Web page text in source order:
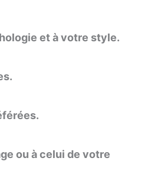
et à votre style.
ou à celui de votre